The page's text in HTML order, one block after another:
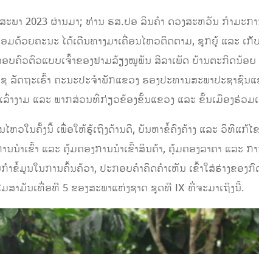
ພາ 2023 ຜ່ານມາ; ທ່ານ ຮສ.ປອ ລິນຄຳ ດວງສະຫວັນ ກຳມະກ
ມດ້ວຍຄະນະ ໄດ້ເດີນທາງມາເຄື່ອນໄຫວຕິດຕາມ, ຊຸກຍູ້ ແລະ ເ
ຄົວຕົວແບບເຈົ້າຂອງຟາມລ້ຽງໝູພັນ ສີລາເພັດ ບ້ານຕະກິດນ້ອຍ
ລັດຖະເຮົ້າ ຄະນະປະຈໍາພັກແຂວງ ຮອງປະທານສະພາປະຊາຊົ
ເລົ່າງາມ ແລະ ພາກສ່ວນທີ່ກ່ຽວຂ້ອງຂັ້ນແຂວງ ແລະ ຂັ້ນເມືອງຮ່ວມ
ໄຫວໃນຄັ້ງນີ້ ເພື່ອໃຫ້ຮູ້ເຖິງດ້ານດີ, ບັນຫາຂໍ້ຄົງຄ້າງ ແລະ ວິທີແ
ນຳເຂົ້າ ແລະ ຄຸ້ມຄອງການນຳເຂົ້າສິນຄ້າ, ຄຸ້ມຄອງລາຄາ ແລະ
ຳຂໍ້ມູນໃນການຄົ້ນຄ້ວາ, ປະກອບຄຳຄິດຄຳເຫັນ ເຂົ້າໃສ່ຮ່າງຂອ
ສາມັນເທື່ອທີ 5 ຂອງສະພາແຫ່ງຊາດ ຊຸດທີ IX ທີ່ຈະມາເຖິງນີ້.